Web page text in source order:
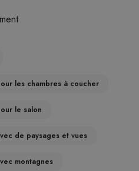
les chambres à coucher
le salon
de paysages et vues
montagnes